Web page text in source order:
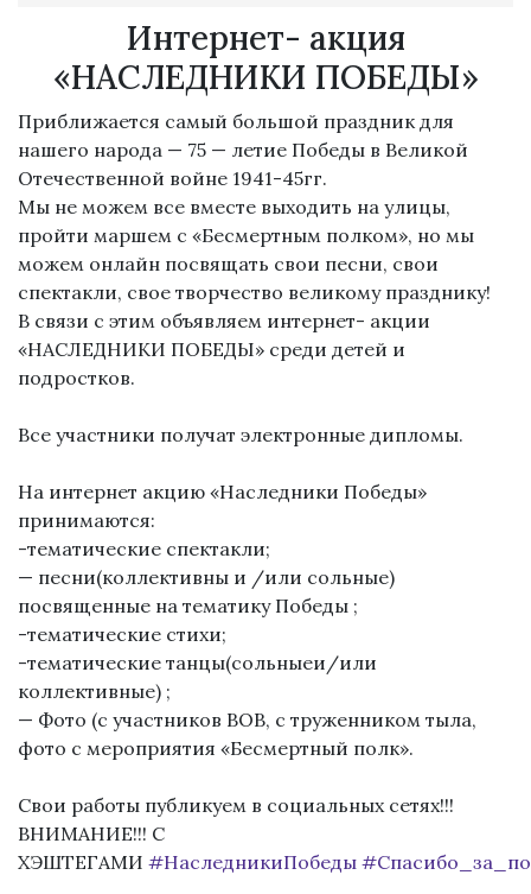
Интернет- акция
«НАСЛЕДНИКИ ПОБЕДЫ»
Приближается самый большой праздник для
нашего народа — 75 — летие Победы в Великой
Отечественной войне 1941-45гг.
Мы не можем все вместе выходить на улицы,
пройти маршем с «Бесмертным полком», но мы
можем онлайн посвящать свои песни, свои
спектакли, свое творчество великому празднику!
В связи с этим объявляем интернет- акции
«НАСЛЕДНИКИ ПОБЕДЫ» среди детей и
подростков.
Все участники получат электронные дипломы.
На интернет акцию «Наследники Победы»
принимаются:
-тематические спектакли;
— песни(коллективны и /или сольные)
посвященные на тематику Победы ;
-тематические стихи;
-тематические танцы(сольныеи/или
коллективные) ;
— Фото (с участников ВОВ, с труженником тыла,
фото с мероприятия «Бесмертный полк».
Свои работы публикуем в социальных сетях!!!
ВНИМАНИЕ!!! С
ХЭШТЕГАМИ #НаследникиПобеды